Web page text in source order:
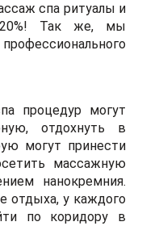
спа ритуалы и
20%! Так же, мы
процедур могут
отдохнуть в
могут принести
массажную
нанокремния.
отдыха, у каждого
по коридору в